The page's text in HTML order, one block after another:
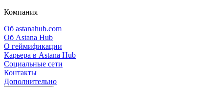
Компания
Об astanahub.com
Об Astana Hub
О геймификации
Карьера в Astana Hub
Социальные сети
Контакты
Дополнительно